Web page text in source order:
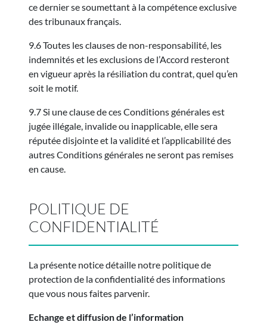
ce dernier se soumettant à la compétence exclusive
des tribunaux français.
9.6 Toutes les clauses de non-responsabilité, les
indemnités et les exclusions de l’Accord resteront
en vigueur après la résiliation du contrat, quel qu’en
soit le motif.
9.7 Si une clause de ces Conditions générales est
jugée illégale, invalide ou inapplicable, elle sera
réputée disjointe et la validité et l’applicabilité des
autres Conditions générales ne seront pas remises
en cause.
POLITIQUE DE
CONFIDENTIALITÉ
La présente notice détaille notre politique de
protection de la confidentialité des informations
que vous nous faites parvenir.
Echange et diffusion de l’information